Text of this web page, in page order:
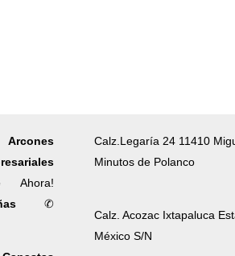
Arcones
Ahora!
✆
Calz.Legaría 24 11410
Minutos de Polanco
Calz. Acozac Ixtapaluca
México S/N